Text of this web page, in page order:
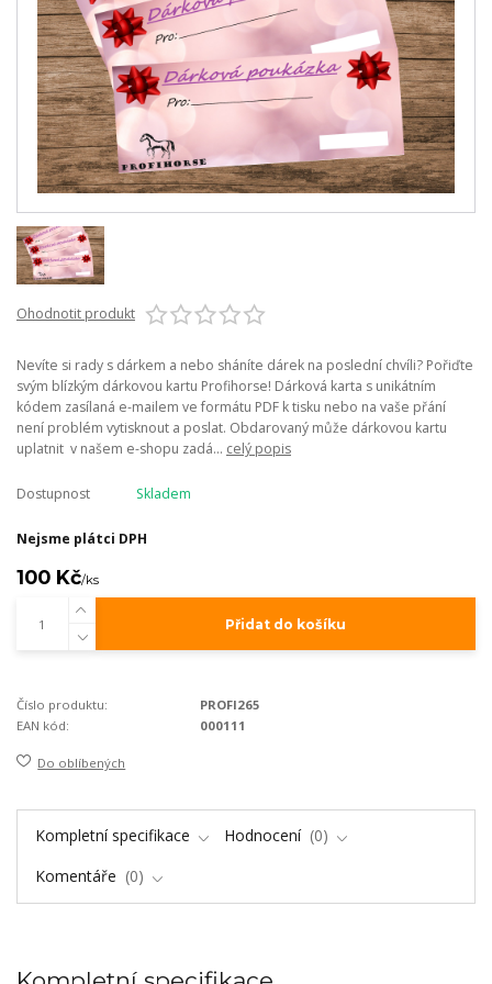
Ohodnotit produkt
Nevíte si rady s dárkem a nebo sháníte dárek na poslední chvíli? Pořiďte
svým blízkým dárkovou kartu Profihorse! Dárková karta s unikátním
kódem zasílaná e-mailem ve formátu PDF k tisku nebo na vaše přání
není problém vytisknout a poslat. Obdarovaný může dárkovou kartu
uplatnit v našem e-shopu zadá... celý popis
Dostupnost Skladem
Nejsme plátci DPH
100 Kč/ks
Přidat do košíku
Číslo produktu:
PROFI265
EAN kód:
000111
Do oblíbených
Kompletní specifikace Hodnocení
0
Komentáře
0